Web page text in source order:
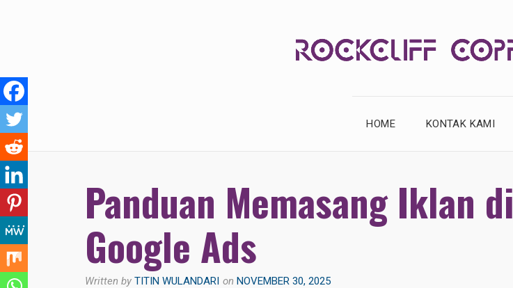
ROCKCLIFFCOPPERCORP.COM
HOME KONTAK KAMI
Panduan Memasang Iklan di
Google Ads
Written by TITIN WULANDARI on NOVEMBER 30, 2025